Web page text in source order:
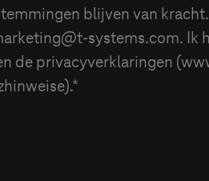
blijven van
t-systems.com. Ik
de privacyverklaringen